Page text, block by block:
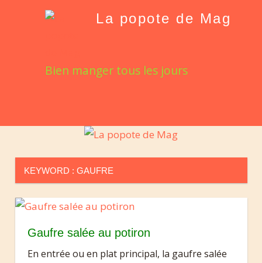
La popote de Mag
Bien manger tous les jours
KEYWORD : GAUFRE
Gaufre salée au potiron
En entrée ou en plat principal, la gaufre salée